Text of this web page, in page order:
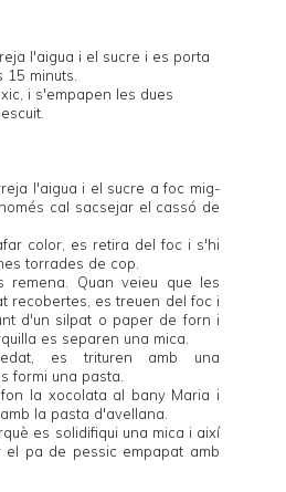
l'aigua i el sucre i es porta
minuts.
i s'empapen les dues
l'aigua i el sucre a foc mig-
cal sacsejar el cassó de
color, es retira del foc i s'hi
torrades de cop.
Quan veieu que les
recobertes, es treuen del foc i
d'un silpat o paper de forn i
es separen una mica.
es trituren amb una
formi una pasta.
la xocolata al bany Maria i
la pasta d'avellana.
es solidifiqui una mica i així
el pa de pessic empapat amb